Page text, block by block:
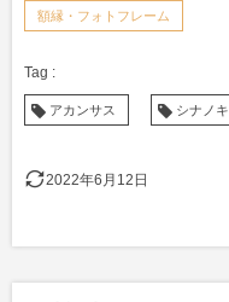
額縁・フォトフレーム
アカンサス シナノキ
2022年6月12日